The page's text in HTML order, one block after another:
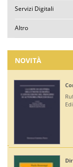
Servizi Digitali
Altro
NOVITÀ